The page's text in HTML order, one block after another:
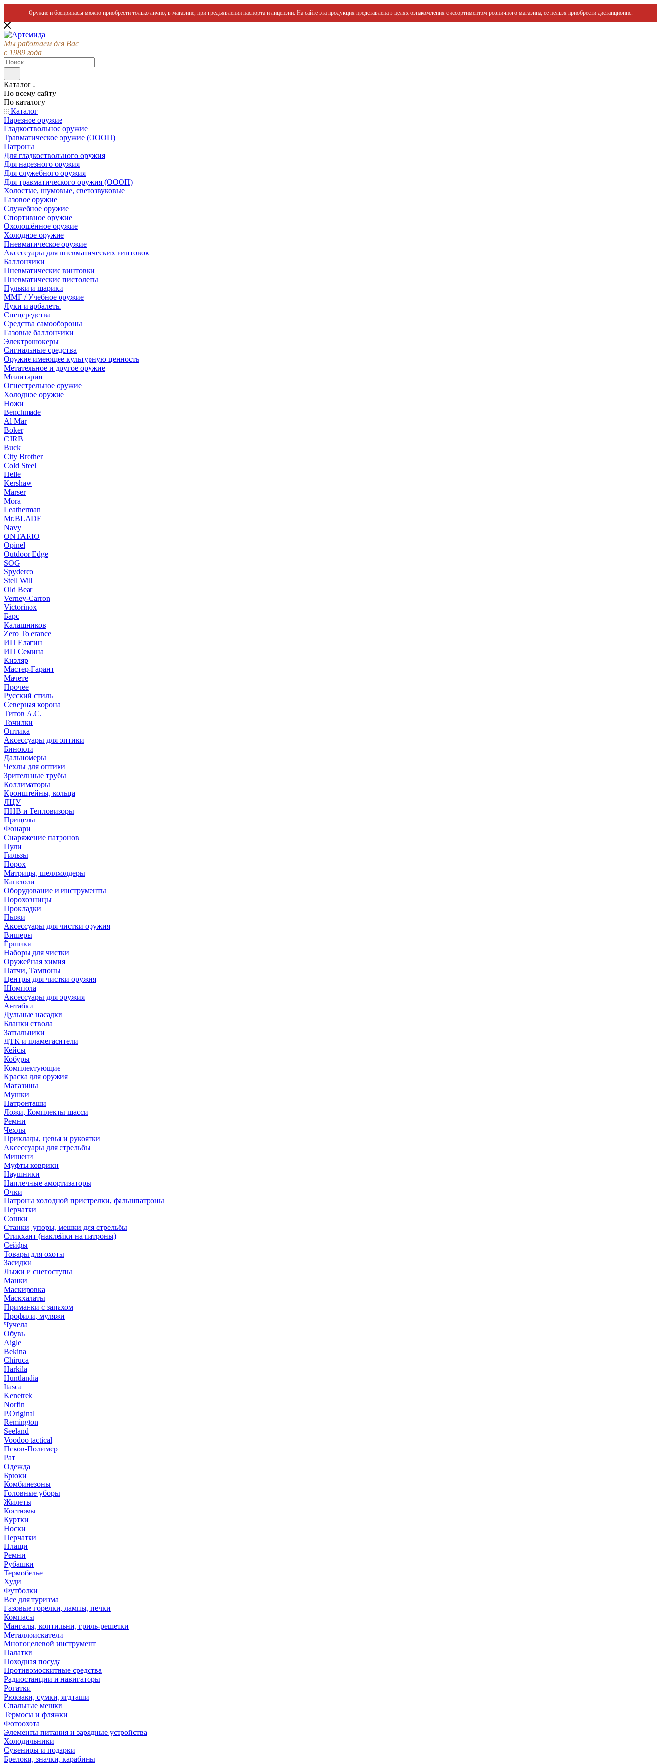
Оружие и боеприпасы можно приобрести только лично, в магазине, при предъявлении паспорта и лицензии. На сайте эта продукция представлена в целях ознакомления с ассортиментом розничного магазина, ее нельзя приобрести дистанционно.
Мы работаем для Вас
с 1989 года
Каталог
По всему сайту
По каталогу
Каталог
Нарезное оружие
Гладкоствольное оружие
Травматическое оружие (ОООП)
Патроны
Для гладкоствольного оружия
Для нарезного оружия
Для служебного оружия
Для травматического оружия (ОООП)
Холостые, шумовые, светозвуковые
Газовое оружие
Служебное оружие
Спортивное оружие
Охолощённое оружие
Холодное оружие
Пневматическое оружие
Аксессуары для пневматических винтовок
Баллончики
Пневматические винтовки
Пневматические пистолеты
Пульки и шарики
ММГ / Учебное оружие
Луки и арбалеты
Спецсредства
Средства самообороны
Газовые баллончики
Электрошокеры
Сигнальные средства
Оружие имеющее культурную ценность
Метательное и другое оружие
Милитария
Огнестрельное оружие
Холодное оружие
Ножи
Benchmade
Al Mar
Boker
CJRB
Buck
City Brother
Cold Steel
Helle
Kershaw
Marser
Mora
Leatherman
Mr.BLADE
Navy
ONTARIO
Opinel
Outdoor Edge
SOG
Spyderco
Stell Will
Old Bear
Verney-Carron
Victorinox
Барс
Калашников
Zero Tolerance
ИП Елагин
ИП Семина
Кизляр
Мастер-Гарант
Мачете
Прочее
Русский стиль
Северная корона
Титов А.С.
Точилки
Оптика
Аксессуары для оптики
Бинокли
Дальномеры
Чехлы для оптики
Зрительные трубы
Коллиматоры
Кронштейны, кольца
ЛЦУ
ПНВ и Тепловизоры
Прицелы
Фонари
Снаряжение патронов
Пули
Гильзы
Порох
Матрицы, шеллхолдеры
Капсюли
Оборудование и инструменты
Пороховницы
Прокладки
Пыжи
Аксессуары для чистки оружия
Вишеры
Ёршики
Наборы для чистки
Оружейная химия
Патчи, Тампоны
Центры для чистки оружия
Шомпола
Аксессуары для оружия
Антабки
Дульные насадки
Бланки ствола
Затыльники
ДТК и пламегасители
Кейсы
Кобуры
Комплектующие
Краска для оружия
Магазины
Мушки
Патронташи
Ложи, Комплекты шасси
Ремни
Чехлы
Приклады, цевья и рукоятки
Аксессуары для стрельбы
Мишени
Муфты коврики
Наушники
Наплечные амортизаторы
Очки
Патроны холодной пристрелки, фальшпатроны
Перчатки
Сошки
Станки, упоры, мешки для стрельбы
Стикхант (наклейки на патроны)
Сейфы
Товары для охоты
Засидки
Лыжи и снегоступы
Манки
Маскировка
Маскхалаты
Приманки с запахом
Профили, муляжи
Чучела
Обувь
Aigle
Bekina
Chiruсa
Harkila
Huntlandia
Itasca
Kenetrek
Norfin
P.Original
Remington
Seeland
Voodoo tactical
Псков-Полимер
Рат
Одежда
Брюки
Комбинезоны
Головные уборы
Жилеты
Костюмы
Куртки
Носки
Перчатки
Плащи
Ремни
Рубашки
Термобелье
Худи
Футболки
Все для туризма
Газовые горелки, лампы, печки
Компасы
Мангалы, коптильни, гриль-решетки
Металлоискатели
Многоцелевой инструмент
Палатки
Походная посуда
Противомоскитные средства
Радиостанции и навигаторы
Рогатки
Рюкзаки, сумки, ягдташи
Спальные мешки
Термосы и фляжки
Фотоохота
Элементы питания и зарядные устройства
Холодильники
Сувениры и подарки
Брелоки, значки, карабины